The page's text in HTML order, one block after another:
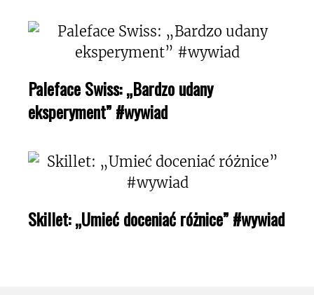
Paleface Swiss: „Bardzo udany
eksperyment” #wywiad
Skillet: „Umieć doceniać różnice” #wywiad